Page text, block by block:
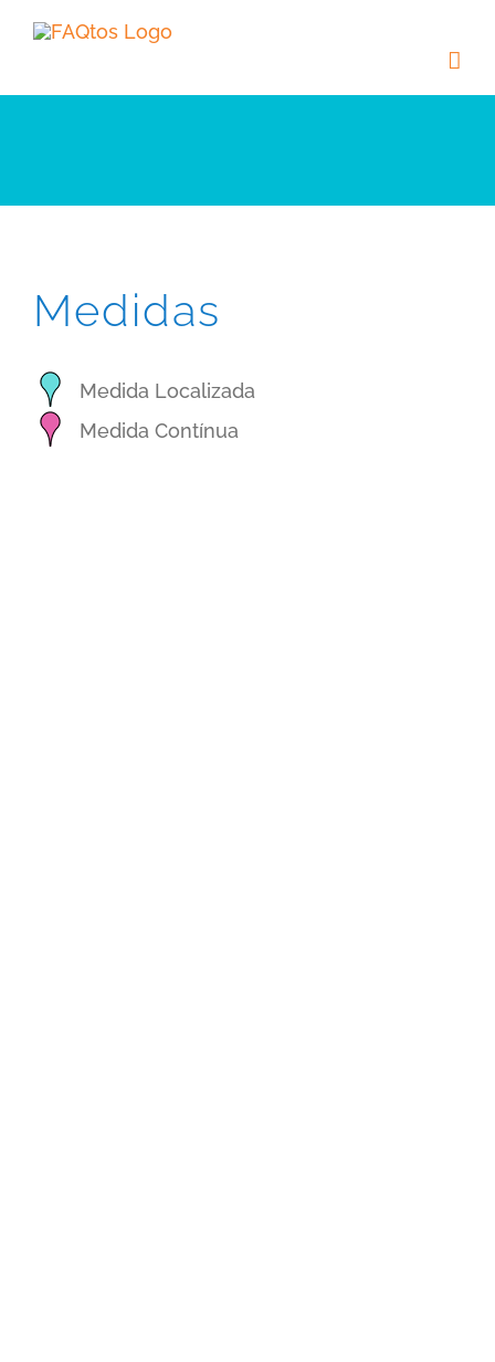
Skip
content
Medidas
Medida Localizada
Medida Contínua